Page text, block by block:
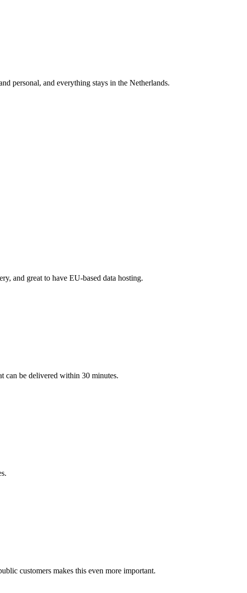
personal, and everything stays in the Netherlands.
and great to have EU-based data hosting.
can be delivered within 30 minutes.
customers makes this even more important.